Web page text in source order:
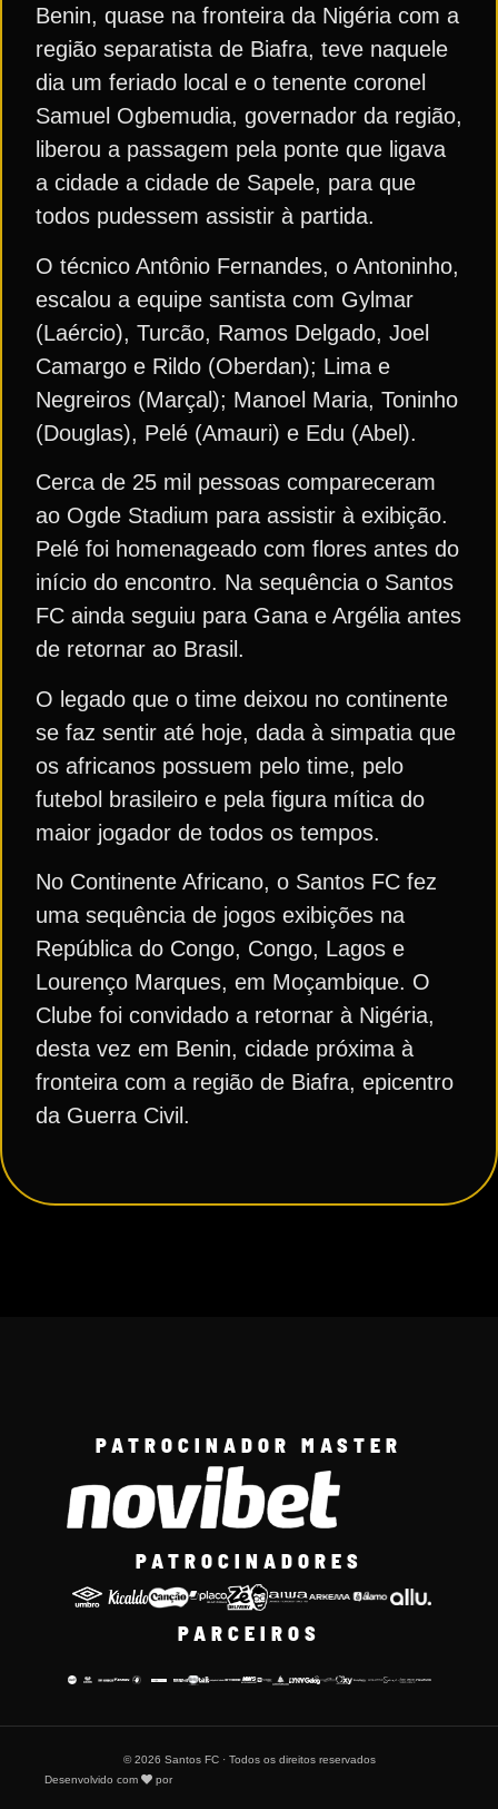
Benin, quase na fronteira da Nigéria com a
região separatista de Biafra, teve naquele
dia um feriado local e o tenente coronel
Samuel Ogbemudia, governador da região,
liberou a passagem pela ponte que ligava
a cidade a cidade de Sapele, para que
todos pudessem assistir à partida.
O técnico Antônio Fernandes, o Antoninho,
escalou a equipe santista com Gylmar
(Laércio), Turcão, Ramos Delgado, Joel
Camargo e Rildo (Oberdan); Lima e
Negreiros (Marçal); Manoel Maria, Toninho
(Douglas), Pelé (Amauri) e Edu (Abel).
Cerca de 25 mil pessoas compareceram
ao Ogde Stadium para assistir à exibição.
Pelé foi homenageado com flores antes do
início do encontro. Na sequência o Santos
FC ainda seguiu para Gana e Argélia antes
de retornar ao Brasil.
O legado que o time deixou no continente
se faz sentir até hoje, dada à simpatia que
os africanos possuem pelo time, pelo
futebol brasileiro e pela figura mítica do
maior jogador de todos os tempos.
No Continente Africano, o Santos FC fez
uma sequência de jogos exibições na
República do Congo, Congo, Lagos e
Lourenço Marques, em Moçambique. O
Clube foi convidado a retornar à Nigéria,
desta vez em Benin, cidade próxima à
fronteira com a região de Biafra, epicentro
da Guerra Civil.
PATROCINADOR MASTER
PATROCINADORES
PARCEIROS
© 2026 Santos FC · Todos os direitos reservados
Desenvolvido com
por